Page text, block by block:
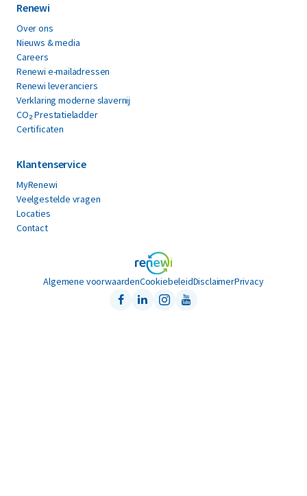
Renewi
Over ons
Nieuws & media
Careers
Renewi e-mailadressen
Renewi leveranciers
Verklaring moderne slavernij
CO₂ Prestatieladder
Certificaten
Klantenservice
MyRenewi
Veelgestelde vragen
Locaties
Contact
Algemene voorwaardenCookiebeleidDisclaimerPrivacy
Facebook
LinkedInInstagramYoutube